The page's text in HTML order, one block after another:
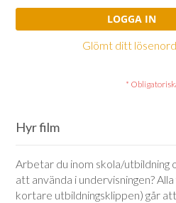
LOGGA IN
Glömt ditt
Hyr film
Arbetar du inom skola/utbildning
att använda i undervisningen?
kortare utbildningsklippen) går